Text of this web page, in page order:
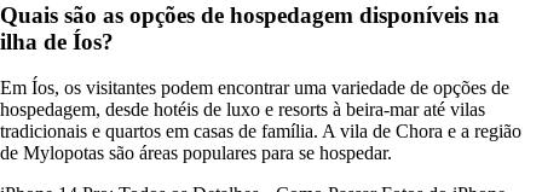
Quais são as opções de hospedagem disponíveis na
ilha de Íos?
Em Íos, os visitantes podem encontrar uma variedade de opções de
hospedagem, desde hotéis de luxo e resorts à beira-mar até vilas
tradicionais e quartos em casas de família. A vila de Chora e a região
de Mylopotas são áreas populares para se hospedar.